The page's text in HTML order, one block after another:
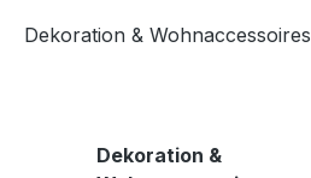
Dekoration & Wohnaccessoires
Dekoration &